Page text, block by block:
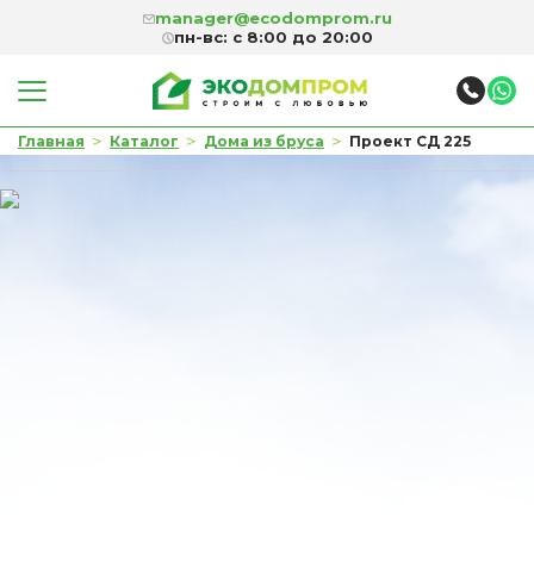
manager@ecodomprom.ru
пн-вс: с 8:00 до 20:00
Главная > Каталог > Дома из бруса > Проект СД 225